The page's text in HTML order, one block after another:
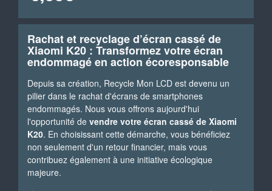
Rachat et recyclage d’écran cassé de
Xiaomi K20 : Transformez votre écran
endommagé en action écoresponsable
Depuis sa création, Recycle Mon LCD est devenu un
pilier dans le rachat d'écrans de smartphones
endommagés. Nous vous offrons aujourd'hui
l'opportunité de vendre votre écran cassé de Xiaomi
K20. En choisissant cette démarche, vous bénéficiez
non seulement d'un retour financier, mais vous
contribuez également à une initiative écologique
majeure.